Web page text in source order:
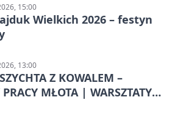
15:00
Wielkich 2026 – festyn
13:00
Z KOWALEM –
MŁOTA | WARSZTATY